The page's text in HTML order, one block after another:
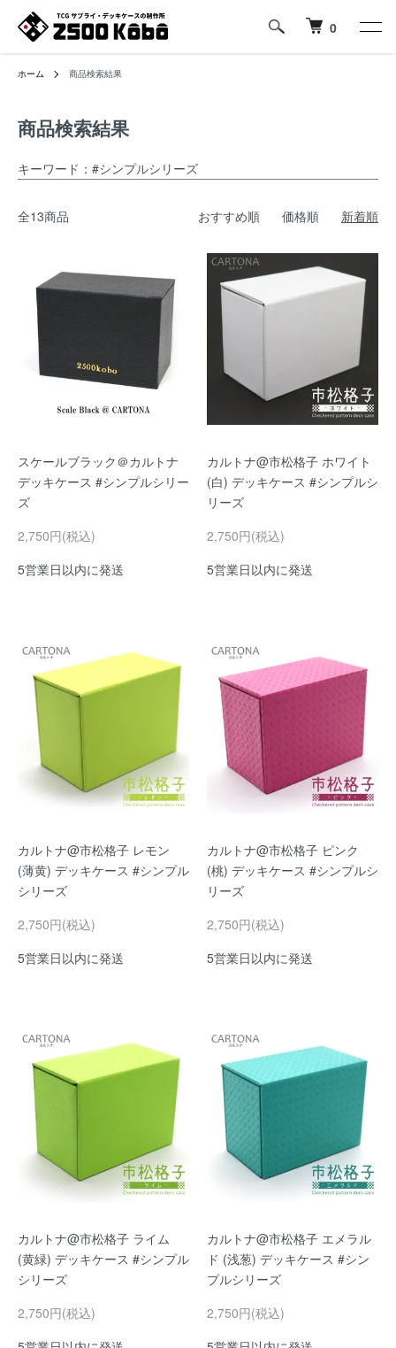
0
ホーム 商品検索結果
商品検索結果
キーワード：#シンプルシリーズ
全13商品 おすすめ順 価格順 新着順
スケールブラック＠カルトナ
デッキケース #シンプルシリー
ズ
2,750円(税込)
5営業日以内に発送
カルトナ@市松格子 ホワイト
(白) デッキケース #シンプルシ
リーズ
2,750円(税込)
5営業日以内に発送
カルトナ@市松格子 レモン
(薄黄) デッキケース #シンプル
シリーズ
2,750円(税込)
5営業日以内に発送
カルトナ@市松格子 ピンク
(桃) デッキケース #シンプルシ
リーズ
2,750円(税込)
5営業日以内に発送
カルトナ@市松格子 ライム
(黄緑) デッキケース #シンプル
シリーズ
2,750円(税込)
カルトナ@市松格子 エメラル
ド (浅葱) デッキケース #シン
プルシリーズ
2,750円(税込)